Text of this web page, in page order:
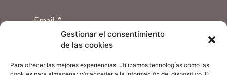
Gestionar el consentimiento
de las cookies
Para ofrecer las mejores experiencias, utilizamos tecnologías como las
He leído y acepto las condiciones de
Política de Privacidadde la web.